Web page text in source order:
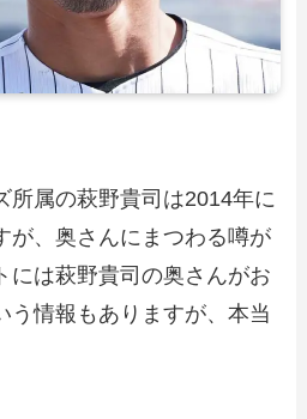
所属の萩野貴司は2014年に
が、奥さんにまつわる噂が
には萩野貴司の奥さんがお
う情報もありますが、本当